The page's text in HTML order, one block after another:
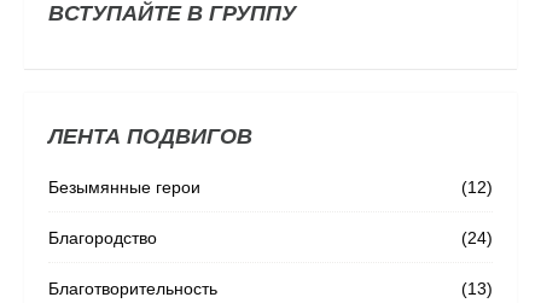
ВСТУПАЙТЕ В ГРУППУ
ЛЕНТА ПОДВИГОВ
(12)
Безымянные герои
(24)
Благородство
(13)
Благотворительность